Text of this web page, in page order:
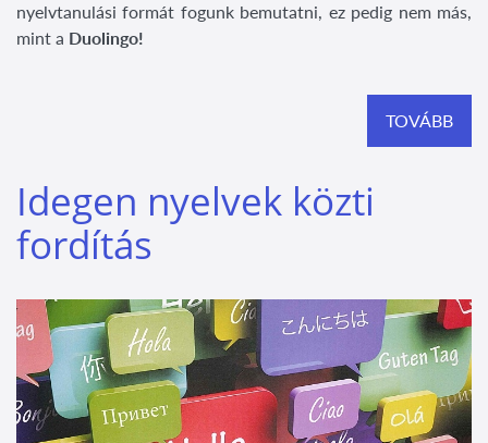
nyelvtanulási formát fogunk bemutatni, ez pedig nem más,
mint a Duolingo!
TOVÁBB
Idegen nyelvek közti
fordítás